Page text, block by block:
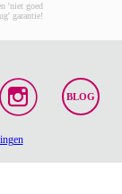
'niet goed
garantie!
BLOG